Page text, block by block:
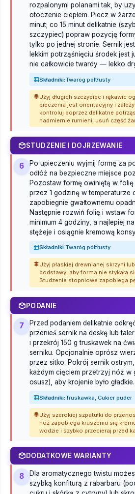
rozpalonymi polanami tak, by
otoczenie ciepłem. Piecz w
minut; co 15 minut delikatnie
szczypiec) popraw pozycję
tylko po jednej stronie. Sernik
lekkim potrząśnięciu środek jest
nie całkowicie twardy — lekko
Składniki:Twaróg półtłusty
Użyj długich szczypiec i rękawic
pieczenia jest orientacyjny i
kontroluj poprzez delikatne
nadmiernie rumieni, usuń część
STUDZENIE I DOJRZEWANIE
6
Po upieczeniu wyjmij formę za
odłóż na bezpieczne miejsce
Pozostaw formę owiniętą w
przez 1 godzinę w temperaturze
zapobiegnie gwałtownemu
Następnie rozwiń folię i wstaw
minimum 4 godziny, a najlepiej
stężeje i osiągnie kremową
Składniki:Twaróg półtłusty
Użyj płaskiej drewnianej skrzyni
podstawy, aby forma nie stykała
Studzenie stopniowe zapobiega
PODANIE
7
Przed podaniem delikatnie
przenieś sernik na deskę lub
i przekrój 150 g truskawek na
serniku. Opcjonalnie oprósz
przez sitko. Pokrój sernik
każdym cięciem przetrzyj nóż w
osusz), aby krojenie było gładkie.
Składniki:Truskawka, Cukier puder
Użyj szerokiej szpatułki do
nóż zapobiega kruszeniu się
wodzie i szybko przecieraj przed
DODATKOWE WARIANTY
8
Dla aromatycznego twistu
szybką konfiturą z rabarbaru